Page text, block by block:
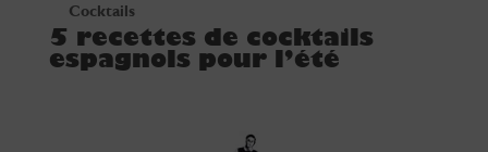
Cocktails
5 recettes de cocktails
espagnols pour l’été